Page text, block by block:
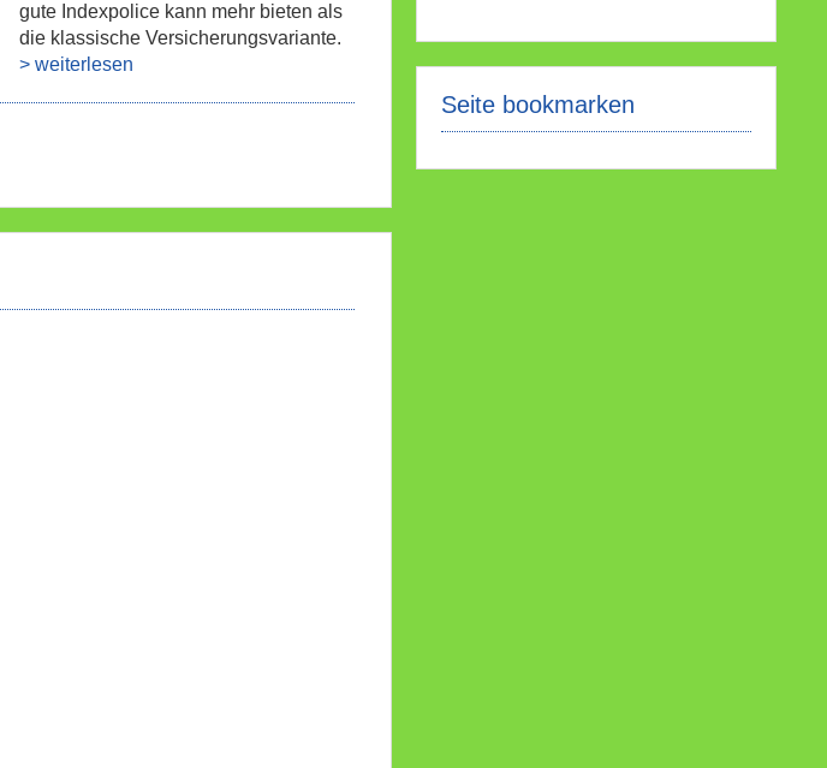
Seite bookmarken
gute Indexpolice kann mehr bieten als
die klassische Versicherungsvariante.
> weiterlesen